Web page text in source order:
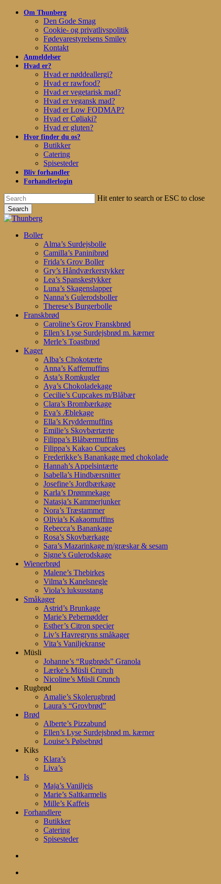
Skip
Om Thunberg
Den Gode Smag
Cookie- og privatlivspolitik
Fødevarestyrelsens Smiley
Kontakt
Anmeldelser
Hvad er?
Hvad er nøddeallergi?
Hvad er rawfood?
Hvad er vegetarisk mad?
Hvad er vegansk mad?
Hvad er Low FODMAP?
Hvad er Cøliaki?
Hvad er gluten?
Hvor finder du os?
Butikker
Catering
Spisesteder
Bliv forhandler
Forhandlerlogin
Hit enter to search or ESC to close
Search
Close
search
account
Menu
Boller
Alma’s Surdejsbolle
Camilla’s Paninibrød
Frida’s Grov Boller
Gry’s Håndværkerstykker
Lea’s Spanskestykker
Luna’s Skagenslapper
Nanna’s Gulerodsboller
Therese’s Burgerbolle
Franskbrød
Caroline’s Grov Franskbrød
Ellen’s Lyse Surdejsbrød m. kærner
Merle’s Toastbrød
Kager
Alba’s Chokotærte
Anna’s Kaffemuffins
Asta’s Romkugler
Aya’s Chokoladekage
Cecilie’s Cupcakes m/Blåbær
Clara’s Brombærkage
Eva’s Æblekage
Ella’s Kryddermuffins
Emilie’s Skovbærtærte
Filippa’s Blåbærmuffins
Filippa’s Kakao Cupcakes
Frederikke’s Banankage med chokolade
Hannah’s Appelsintærte
Isabella’s Hindbærsnitter
Josefine’s Jordbærkage
Karla’s Drømmekage
Natasja’s Kammerjunker
Nora’s Træstammer
Olivia’s Kakaomuffins
Rebecca’s Banankage
Rosa’s Skovbærkage
Sara’s Mazarinkage m/græskar & sesam
Signe’s Gulerodskage
Wienerbrød
Malene’s Thebirkes
Vilma’s Kanelsnegle
Viola’s luksusstang
Småkager
Astrid’s Brunkage
Marie’s Pebernødder
Esther’s Citron specier
Liv’s Havregryns småkager
Vita’s Vaniljekranse
Müsli
Johanne’s “Rugbrøds” Granola
Lærke’s Müsli Crunch
Nicoline’s Müsli Crunch
Rugbrød
Amalie’s Skolerugbrød
Laura’s “Grovbrød”
Brød
Alberte’s Pizzabund
Ellen’s Lyse Surdejsbrød m. kærner
Louise’s Pølsebrød
Kiks
Klara’s
Liva’s
Is
Maja’s Vaniljeis
Marie’s Saltkarmelis
Mille’s Kaffeis
Forhandlere
Butikker
Catering
Spisesteder